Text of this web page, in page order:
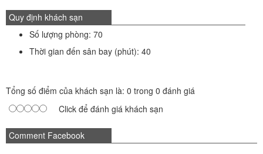
Quy định khách sạn
Số lượng phòng: 70
Thời gian đến sân bay (phút): 40
Tổng số điểm của khách sạn là: 0 trong 0 đánh giá
Click để đánh giá khách sạn
Comment Facebook